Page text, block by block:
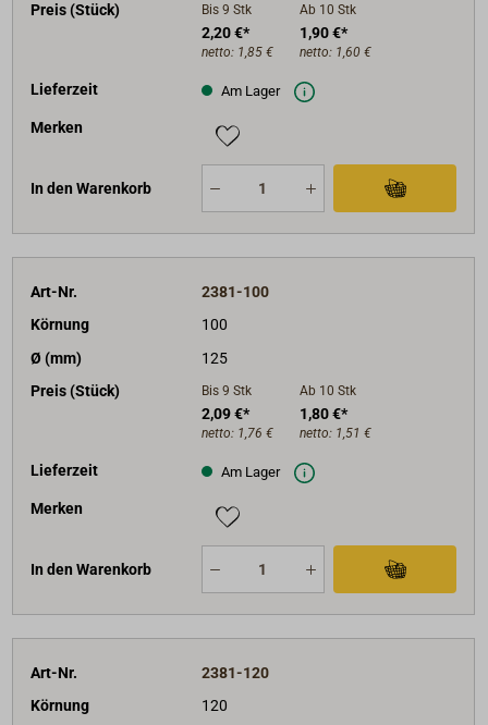
Preis (Stück)
Bis 9 Stk
2,20 €*
netto: 1,85 €
Ab 10 Stk
1,90 €*
netto: 1,60 €
Lieferzeit Am Lager
Merken
In den Warenkorb
Art-Nr.
2381-100
Körnung
100
Ø (mm)
125
Preis (Stück)
Bis 9 Stk
2,09 €*
netto: 1,76 €
Ab 10 Stk
1,80 €*
netto: 1,51 €
Lieferzeit Am Lager
Merken
In den Warenkorb
Art-Nr.
2381-120
Körnung
120